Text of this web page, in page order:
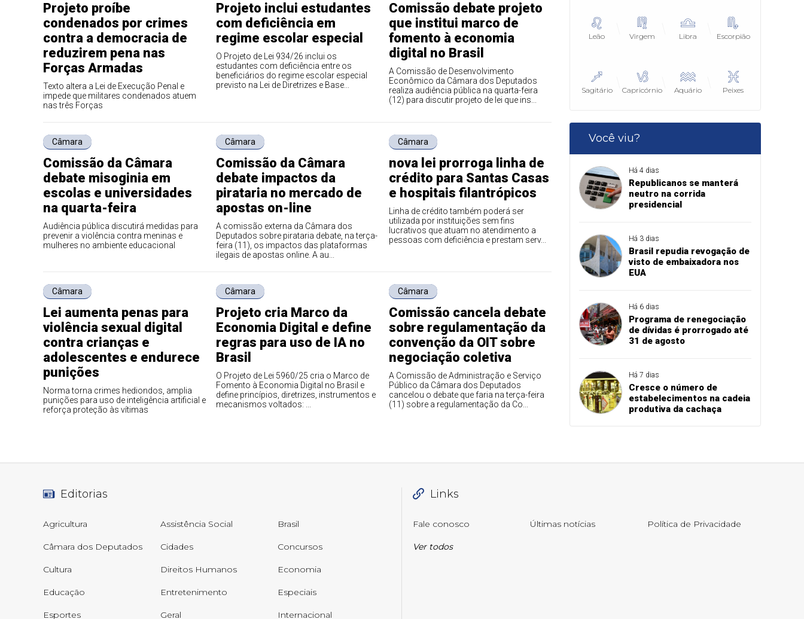
Projeto proíbe
condenados por crimes
contra a democracia de
reduzirem pena nas
Forças Armadas
Texto altera a Lei de Execução Penal e
impede que militares condenados atuem
nas três Forças
Projeto inclui estudantes
com deficiência em
regime escolar especial
O Projeto de Lei 934/26 inclui os
estudantes com deficiência entre os
beneficiários do regime escolar especial
previsto na Lei de Diretrizes e Base...
Comissão debate projeto
que institui marco de
fomento à economia
digital no Brasil
A Comissão de Desenvolvimento
Econômico da Câmara dos Deputados
realiza audiência pública na quarta-feira
(12) para discutir projeto de lei que ins...
Câmara
Comissão da Câmara
debate misoginia em
escolas e universidades
na quarta-feira
Audiência pública discutirá medidas para
prevenir a violência contra meninas e
mulheres no ambiente educacional
Câmara
Comissão da Câmara
debate impactos da
pirataria no mercado de
apostas on-line
A comissão externa da Câmara dos
Deputados sobre pirataria debate, na terça-
feira (11), os impactos das plataformas
ilegais de apostas online. A au...
Câmara
nova lei prorroga linha de
crédito para Santas Casas
e hospitais filantrópicos
Linha de crédito também poderá ser
utilizada por instituições sem fins
lucrativos que atuam no atendimento a
pessoas com deficiência e prestam serv...
Câmara
Lei aumenta penas para
violência sexual digital
contra crianças e
adolescentes e endurece
punições
Norma torna crimes hediondos, amplia
punições para uso de inteligência artificial e
reforça proteção às vítimas
Câmara
Projeto cria Marco da
Economia Digital e define
regras para uso de IA no
Brasil
O Projeto de Lei 5960/25 cria o Marco de
Fomento à Economia Digital no Brasil e
define princípios, diretrizes, instrumentos e
mecanismos voltados: ...
Câmara
Comissão cancela debate
sobre regulamentação da
convenção da OIT sobre
negociação coletiva
A Comissão de Administração e Serviço
Público da Câmara dos Deputados
cancelou o debate que faria na terça-feira
(11) sobre a regulamentação da Co...
Leão Virgem Libra Escorpião
Sagitário Capricórnio Aquário Peixes
Você viu?
Há 4 dias
Republicanos se manterá
neutro na corrida
presidencial
Há 3 dias
Brasil repudia revogação de
visto de embaixadora nos
EUA
Há 6 dias
Programa de renegociação
de dívidas é prorrogado até
31 de agosto
Há 7 dias
Cresce o número de
estabelecimentos na cadeia
produtiva da cachaça
Editorias
Agricultura Assistência Social Brasil
Câmara dos Deputados Cidades Concursos
Cultura Direitos Humanos Economia
Educação Entretenimento Especiais
Esportes Geral Internacional
Links
Fale conosco Últimas notícias Política de Privacidade
Ver todos